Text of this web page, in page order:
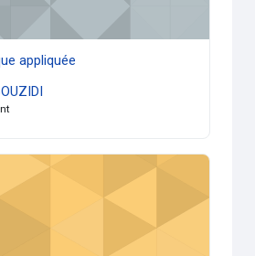
appliquée
1